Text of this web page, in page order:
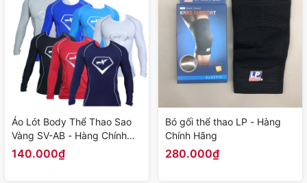
Áo Lót Body Thể Thao Sao
Vàng SV-AB - Hàng Chính
Hãng
140.000₫
Bó gối thể thao LP - Hàng
Chính Hãng
280.000₫